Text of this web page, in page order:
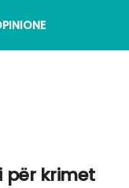
për krimet